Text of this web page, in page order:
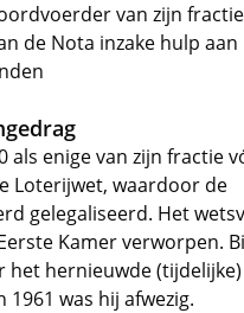
van zijn
de Nota inzake hulp
als enige van zijn fractie
Loterijwet, waardoor de
gelegaliseerd. Het
Kamer verworpen.
het hernieuwde (tijdelijke)
was hij afwezig.